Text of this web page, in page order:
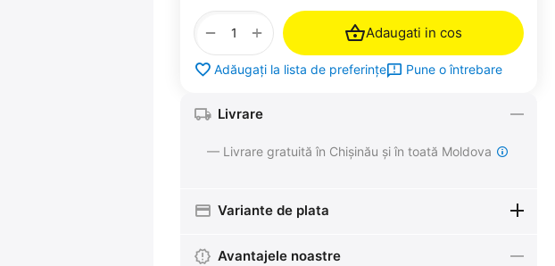
+
− Adaugati in cos
Adăugați la lista de preferințe Pune o întrebare
Livrare
— Livrare gratuită în Chișinău și în toată Moldova
Variante de plata
Avantajele noastre